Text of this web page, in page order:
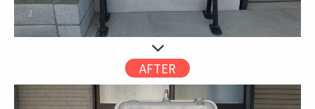
AFTER